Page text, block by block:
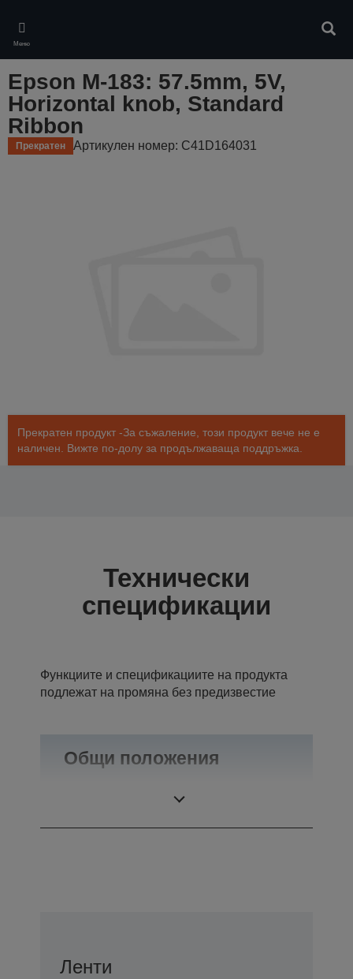
main
content
Меню
Epson M-183: 57.5mm, 5V,
Horizontal knob, Standard
Ribbon
Прекратен Артикулен номер: C41D164031
Прекратен продукт -За съжаление, този продукт вече не е
наличен. Вижте по-долу за продължаваща поддръжка.
Технически
спецификации
Функциите и спецификациите на продукта
подлежат на промяна без предизвестие
Общи положения
Ленти